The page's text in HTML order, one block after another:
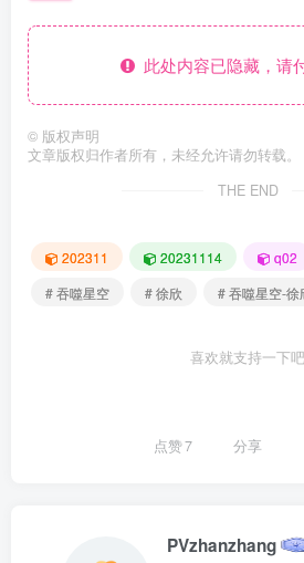
此处内容已隐藏，请
© 版权声明
文章版权归作者所有，未经允许请勿转载。
THE END
202311 20231114 q02
# 吞噬星空
# 徐欣 # 吞噬星空-徐
喜欢就支持一下吧
点赞7 分享
PVzhanzhang